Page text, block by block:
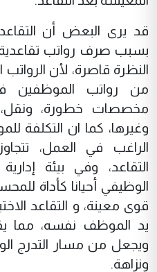
قد يرى البعض أن التقاعد
بسبب صرف رواتب
النظرة قاصرة، لأن الرواتب
من رواتب الموظفين
مخصصات خطورة، ونقل،
وغيرها، كما ان التكلفة
الراغب في العمل،
التقاعد، وفي بيئة
الوظيفي أحيانا كأداة
قوى معينة، و التقاعد
يد الموظف نفسه، مما
ويجعل من مسار التدرج
ونزاهة.